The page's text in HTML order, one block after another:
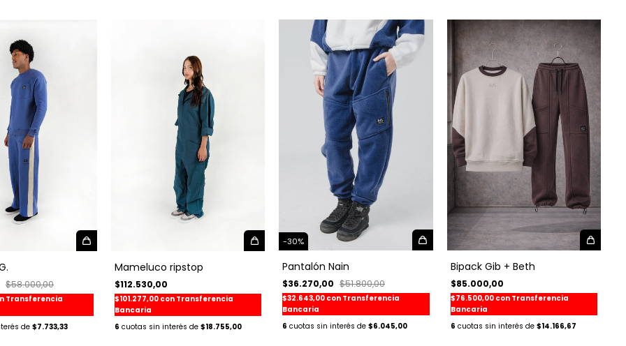
$58.000,00
Transferencia
$7.733,33
Mameluco ripstop
$112.530,00
$101.277,00 con Transferencia
Bancaria
6
$18.755,00
-30%
Pantalón Nain
$36.270,00 $51.800,00
$32.643,00 con Transferencia
Bancaria
6
$6.045,00
Bipack Gib + Beth
$85.000,00
$76.500,00 con Transferencia
Bancaria
6
$14.166,67